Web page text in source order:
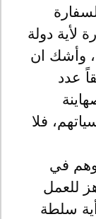
لأية دولة
وأشك ان
عدد
فلا
وهم في
للعمل
سلطة